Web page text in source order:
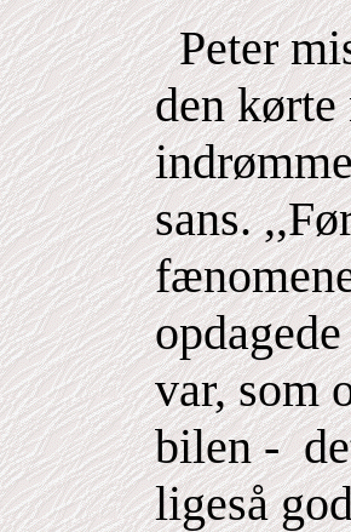
Peter
den
sans.
var, som
bilen-
ligeså